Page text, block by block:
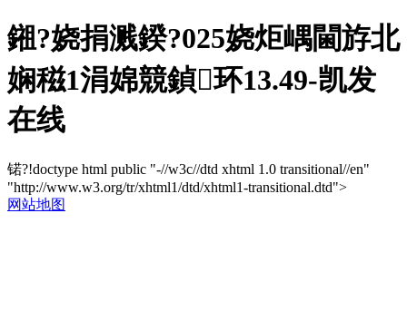
鎺?娆捐溅鍨?025娆炬嵎閫斿北
娴稵1涓婂競鍞环13.49-凯发
在线
锘?!doctype html public "-//w3c//dtd xhtml 1.0 transitional//en"
"http://www.w3.org/tr/xhtml1/dtd/xhtml1-transitional.dtd">
网站地图